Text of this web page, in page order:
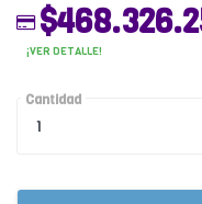
¡VER DETALLE!
Cantidad